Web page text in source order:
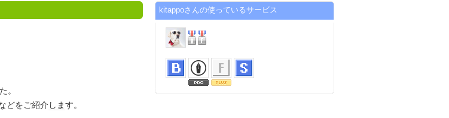
。
どをご紹介 します。
kitappoさんの使っているサービス